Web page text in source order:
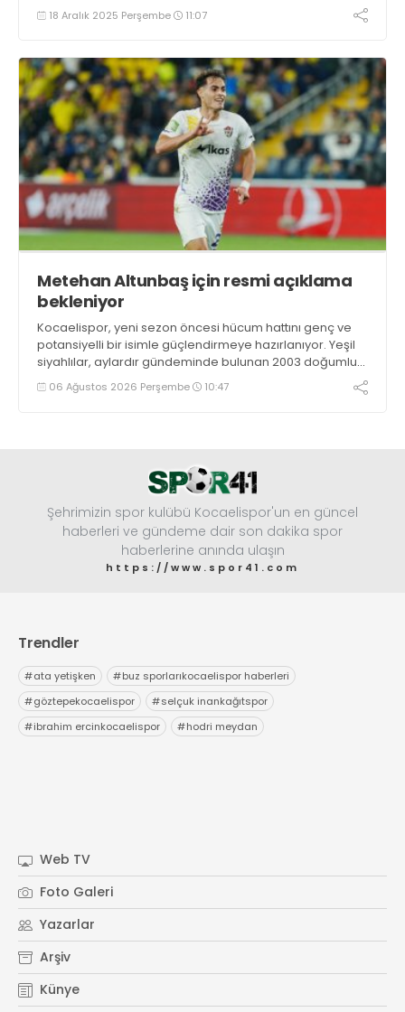
18 Aralık 2025 Perşembe 11:07
Metehan Altunbaş için resmi açıklama
bekleniyor
Kocaelispor, yeni sezon öncesi hücum hattını genç ve
potansiyelli bir isimle güçlendirmeye hazırlanıyor. Yeşil
siyahlılar, aylardır gündeminde bulunan 2003 doğumlu
santrfor Metehan Altunbaş transferinde sona hayli
yaklaştı.
06 Ağustos 2026 Perşembe 10:47
Şehrimizin spor kulübü Kocaelispor'un en güncel
haberleri ve gündeme dair son dakika spor
haberlerine anında ulaşın
https://www.spor41.com
Trendler
#ata yetişken #buz sporlarıkocaelispor haberleri
#göztepekocaelispor #selçuk inankağıtspor
#ibrahim ercinkocaelispor #hodri meydan
Web TV
Foto Galeri
Yazarlar
Arşiv
Künye